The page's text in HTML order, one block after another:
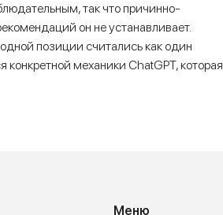
так что причинно-
он не устанавливает.
позиции считались как один
механики ChatGPT, которая
Меню